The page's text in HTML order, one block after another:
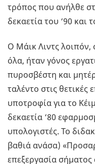
τρόπος που ανήλθε
δεκαετία του ‘90 και
Ο Μάικ Λιντς λοιπόν,
όλα, ήταν γόνος
πυροσβέστη και
ταλέντο στις θετικές
υποτροφία για το
δεκαετία ‘80
υπολογιστές. Το
βαθιά ανάσα)
επεξεργασία σήματος